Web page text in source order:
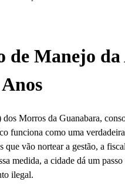
de Manejo da
Morros da Guanabara,
funciona como uma verdadeira
vão nortear a gestão, a
medida, a cidade dá um
ilegal.